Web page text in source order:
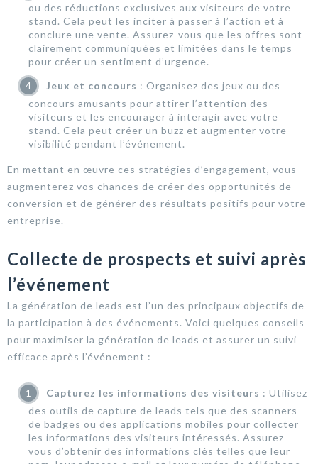
ou des réductions exclusives aux visiteurs de votre
stand. Cela peut les inciter à passer à l’action et à
conclure une vente. Assurez-vous que les offres sont
clairement communiquées et limitées dans le temps
pour créer un sentiment d’urgence.
Jeux et concours : Organisez des jeux ou des
concours amusants pour attirer l’attention des
visiteurs et les encourager à interagir avec votre
stand. Cela peut créer un buzz et augmenter votre
visibilité pendant l’événement.
En mettant en œuvre ces stratégies d’engagement, vous
augmenterez vos chances de créer des opportunités de
conversion et de générer des résultats positifs pour votre
entreprise.
Collecte de prospects et suivi après
l’événement
La génération de leads est l’un des principaux objectifs de
la participation à des événements. Voici quelques conseils
pour maximiser la génération de leads et assurer un suivi
efficace après l’événement :
Capturez les informations des visiteurs : Utilisez
des outils de capture de leads tels que des scanners
de badges ou des applications mobiles pour collecter
les informations des visiteurs intéressés. Assurez-
vous d’obtenir des informations clés telles que leur